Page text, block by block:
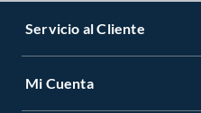
Servicio al Cliente
Mi Cuenta